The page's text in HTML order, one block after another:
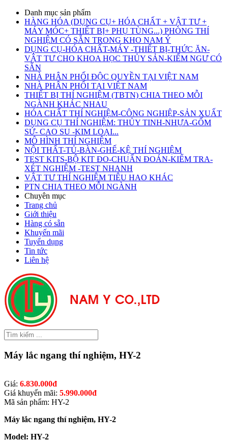
Danh mục sản phẩm
HÀNG HÓA (DỤNG CỤ+ HÓA CHẤT + VẬT TƯ +
MÁY MÓC+ THIẾT BỊ+ PHỤ TÙNG...) PHÒNG THÍ
NGHIỆM CÓ SẴN TRONG KHO NAM Ý
DỤNG CỤ-HÓA CHẤT-MÁY -THIẾT BỊ-THỨC ĂN-
VẬT TƯ CHO KHOA HỌC THỦY SẢN-KIỂM NGƯ CÓ
SẴN
NHÀ PHÂN PHỐI ĐỘC QUYỀN TẠI VIỆT NAM
NHÀ PHÂN PHỐI TẠI VIỆT NAM
THIẾT BỊ THÍ NGHIỆM (TBTN) CHIA THEO MỖI
NGÀNH KHÁC NHAU
HÓA CHẤT THÍ NGHIỆM-CÔNG NGHIỆP-SẢN XUẤT
DỤNG CỤ THÍ NGHIỆM: THỦY TINH-NHỰA-GỐM
SỨ- CAO SU -KIM LOẠI...
MÔ HÌNH THÍ NGHIỆM
NỘI THẤT-TỦ-BÀN-GHẾ-KỆ THÍ NGHIỆM
TEST KITS-BỘ KIT ĐO-CHUẨN ĐOÁN-KIỂM TRA-
XÉT NGHIỆM -TEST NHANH
VẬT TƯ THÍ NGHIỆM TIÊU HAO KHÁC
PTN CHIA THEO MỖI NGÀNH
Chuyên mục
Trang chủ
Giới thiệu
Hàng có sẵn
Khuyến mãi
Tuyển dụng
Tin tức
Liên hệ
Máy lắc ngang thí nghiệm, HY-2
Giá: 6.830.000đ
Giá khuyến mãi: 5.990.000đ
Mã sản phẩm: HY-2
Máy lắc ngang thí nghiệm, HY-2
Model: HY-2